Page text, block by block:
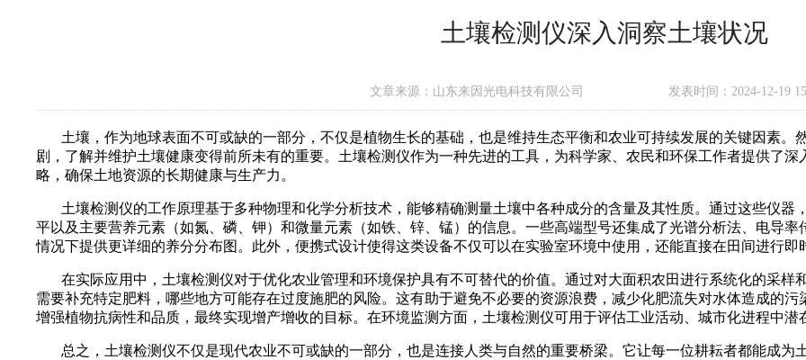
土壤检测仪深入洞察土壤状况
文章来源：山东来因光电科技有限公司 发表时间：2024-12-19
土壤，作为地球表面不可或缺的一部分，不仅是植物生长的基础，也是维持生态平衡和农业可持续发展的关键因素。
剧，了解并维护土壤健康变得前所未有的重要。土壤检测仪作为一种先进的工具，为科学家、农民和环保工作者提供了
略，确保土地资源的长期健康与生产力。
土壤检测仪的工作原理基于多种物理和化学分析技术，能够精确测量土壤中各种成分的含量及其性质。通过这些仪器
平以及主要营养元素（如氮、磷、钾）和微量元素（如铁、锌、锰）的信息。一些高端型号还集成了光谱分析法、电导
情况下提供更详细的养分分布图。此外，便携式设计使得这类设备不仅可以在实验室环境中使用，还能直接在田间进行
在实际应用中，土壤检测仪对于优化农业管理和环境保护具有不可替代的价值。通过对大面积农田进行系统化的采样
需要补充特定肥料，哪些地方可能存在过度施肥的风险。这有助于避免不必要的资源浪费，减少化肥流失对水体造成的
增强植物抗病性和品质，最终实现增产增收的目标。在环境监测方面，土壤检测仪可用于评估工业活动、城市化进程中
总之，土壤检测仪不仅是现代农业不可或缺的一部分，也是连接人类与自然的重要桥梁。它让每一位耕耘者都能成为